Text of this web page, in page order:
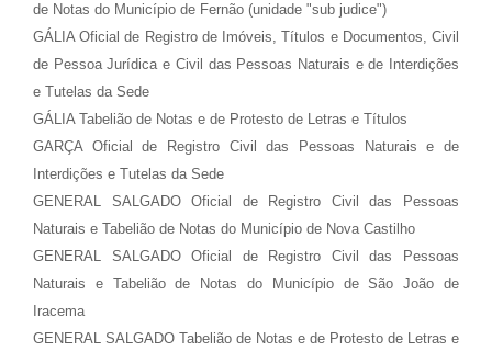
de Notas do Município de Fernão (unidade "sub judice")
GÁLIA Oficial de Registro de Imóveis, Títulos e Documentos, Civil
de Pessoa Jurídica e Civil das Pessoas Naturais e de Interdições
e Tutelas da Sede
GÁLIA Tabelião de Notas e de Protesto de Letras e Títulos
GARÇA Oficial de Registro Civil das Pessoas Naturais e de
Interdições e Tutelas da Sede
GENERAL SALGADO Oficial de Registro Civil das Pessoas
Naturais e Tabelião de Notas do Município de Nova Castilho
GENERAL SALGADO Oficial de Registro Civil das Pessoas
Naturais e Tabelião de Notas do Município de São João de
Iracema
GENERAL SALGADO Tabelião de Notas e de Protesto de Letras e